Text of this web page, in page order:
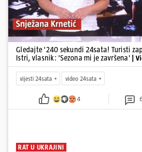
Gledajte '240 sekundi 24sata! Turisti
Istri, vlasnik: 'Sezona mi je završena'
|
vijesti 24sata video 24sata
4
RAT U UKRAJINI